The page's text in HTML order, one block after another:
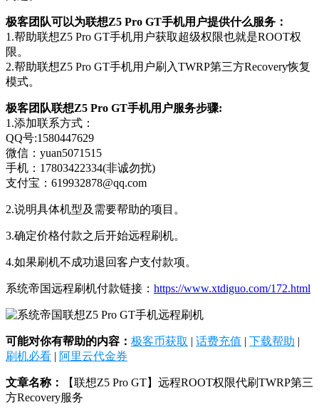
极客团队可以为联想Z5 Pro GT手机用户提供什么服务：
1.帮助联想Z5 Pro GT手机用户获取超级权限也就是ROOT权
限。
2.帮助联想Z5 Pro GT手机用户刷入TWRP第三方Recovery恢复
模式。
极客团队联想Z5 Pro GT手机用户服务步骤:
1.添加联系方式：
QQ号:1580447629
微信：yuan5071515
手机：17803422334(非诚勿扰)
支付宝：619932878@qq.com
2.说明具体机型及需要帮助的项目。
3.确定价格付款之后开始远程刷机。
4.如果刷机不成功退回客户支付款项。
系统帝国远程刷机付款链接： https://www.xtdiguo.com/172.html
可能对你有帮助的内容： 极客币获取 | 话费充值 | 下载帮助 |
刷机必看 | 阿里云代金券
文章名称：
【联想Z5 Pro GT】远程ROOT权限代刷TWRP第三
方Recovery服务